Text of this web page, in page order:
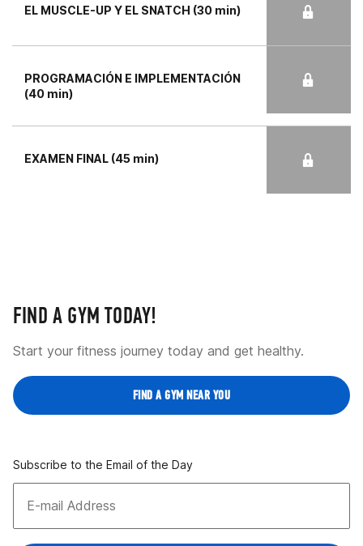
EL MUSCLE-UP Y EL SNATCH (30 min)
PROGRAMACIÓN E IMPLEMENTACIÓN
(40 min)
EXAMEN FINAL (45 min)
FIND A GYM TODAY!
Start your fitness journey today and get healthy.
FIND A GYM NEAR YOU
Subscribe to the Email of the Day